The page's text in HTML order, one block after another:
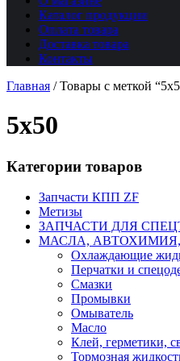
Каталог продукции
Оплата товара
Доставка товара
Контакты
Главная /Товары с меткой
5х50
Категории товаров
Запчасти КПП ZF
Метизы
ЗАПЧАСТИ ДЛЯ
МАСЛА,
Охлаждающие
Перчатки и
Смазки
Промывки
Омыватель
Масло
Клей, герметики,
Тормозная